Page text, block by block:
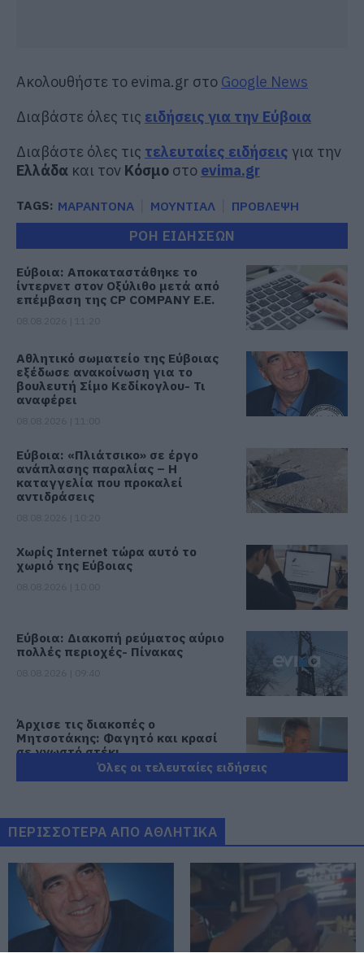
Ακολουθήστε το evima.gr στο Google News
Διαβάστε όλες τις ειδήσεις για την Εύβοια
Διαβάστε όλες τις τελευταίες ειδήσεις για την
Ελλάδα και τον Κόσμο στο evima.gr
TAGS: ΜΑΡΑΝΤΟΝΑ ΜΟΥΝΤΙΑΛ ΠΡΟΒΛΕΨΗ
ΡΟΗ ΕΙΔΗΣΕΩΝ
Εύβοια: Αποκαταστάθηκε το
ίντερνετ στον Οξύλιθο μετά από
επέμβαση της CP COMPANY Ε.Ε.
Αθλητικό σωματείο της Εύβοιας
εξέδωσε ανακοίνωση για το
βουλευτή Σίμο Κεδίκογλου- Τι
αναφέρει
Εύβοια: «Πλιάτσικο» σε έργο
ανάπλασης παραλίας – Η
καταγγελία που προκαλεί
αντιδράσεις
Χωρίς Internet τώρα αυτό το
χωριό της Εύβοιας
Εύβοια: Διακοπή ρεύματος αύριο
πολλές περιοχές- Πίνακας
Άρχισε τις διακοπές ο
Μητσοτάκης: Φαγητό και κρασί
σε γνωστό στέκι
08.08.2026 | 09:20
Εύβοια! Τίμησαν τον Όσιο Ιωάννη
του Ρώσσο για το θαύμα της
βροχής στη φωτιά του 2021
08.08.2026 | 09:00
Εορτολόγιο: Ποιοι γιορτάζουν
σήμερα, Σάββατο 8 Αυγούστου
08.08.2026 | 08:40
Όλες οι τελευταίες ειδήσεις
ΠΕΡΙΣΣΟΤΕΡΑ ΑΠΟ ΑΘΛΗΤΙΚΑ